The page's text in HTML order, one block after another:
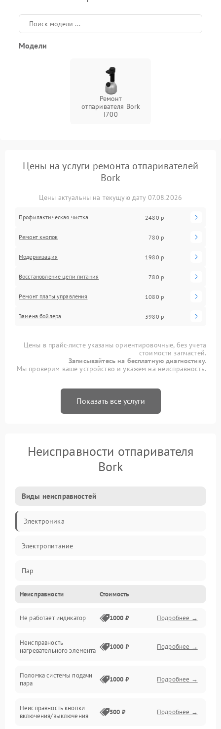
Модели
Ремонт
отпаривателя Bork
I700
Цены на услуги ремонта отпаривателей
Bork
Цены актуальны на текущую дату 07.08.2026
Профилактическая чистка 2480 р
Ремонт кнопок 780 р
Модернизация 1980 р
Восстановление цепи питания 780 р
Ремонт платы управления 1080 р
Замена бойлера 3980 р
Цены в прайс-листе указаны ориентировочные, без учета
стоимости запчастей.
Записывайтесь на бесплатную диагностику.
Мы проверим ваше устройство и укажем на неисправность.
Показать все услуги
Неисправности отпаривателя
Bork
Виды неисправностей
Электроника
Электропитание
Пар
Герметичность
Механические повреждения
Неисправности Стоимость
Не работает индикатор 1000 ₽ Подробнее →
Неисправность
нагревательного элемента
1000 ₽ Подробнее →
Поломка системы подачи
пара
1000 ₽ Подробнее →
Неисправность кнопки
включения/выключения
500 ₽ Подробнее →